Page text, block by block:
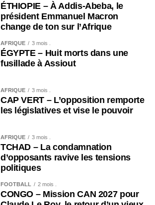
ÉTHIOPIE – À Addis-Abeba, le
président Emmanuel Macron
change de ton sur l’Afrique
AFRIQUE 3 mois .
ÉGYPTE – Huit morts dans une
fusillade à Assiout
AFRIQUE 3 mois .
CAP VERT – L’opposition remporte
les législatives et vise le pouvoir
AFRIQUE 3 mois .
TCHAD – La condamnation
d’opposants ravive les tensions
politiques
FOOTBALL 2 mois .
CONGO – Mission CAN 2027 pour